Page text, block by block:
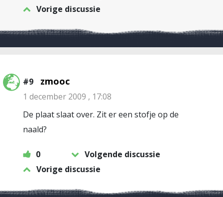
Vorige discussie
#9 zmooc
1 december 2009 , 17:08
De plaat slaat over. Zit er een stofje op de
naald?
0
Volgende discussie
Vorige discussie